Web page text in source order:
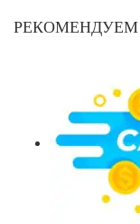
РЕКОМЕНДУЕМ